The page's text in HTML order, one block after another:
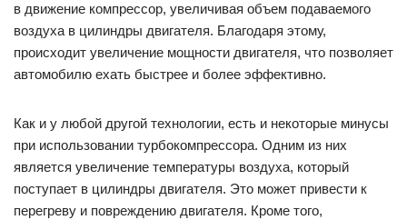
в движение компрессор, увеличивая объем подаваемого
воздуха в цилиндры двигателя. Благодаря этому,
происходит увеличение мощности двигателя, что позволяет
автомобилю ехать быстрее и более эффективно.
Как и у любой другой технологии, есть и некоторые минусы
при использовании турбокомпрессора. Одним из них
является увеличение температуры воздуха, который
поступает в цилиндры двигателя. Это может привести к
перегреву и повреждению двигателя. Кроме того,